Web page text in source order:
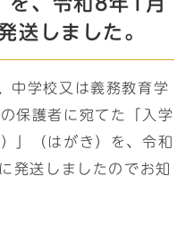
送しました。
中学校又は義務教育学
保護者に宛てた「入学
」（はがき）を、令和
発送しましたのでお知